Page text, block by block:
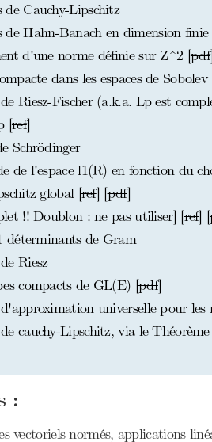
de Cauchy-Lipschitz
de Hahn-Banach en dimension finie
d'une norme définie sur Z^2 [pdf]
dans les espaces de Sobolev
Riesz-Fischer (a.k.a. Lp est
[ref]
Schrödinger
de l'espace l1(R) en fonction du
global [ref] [pdf]
!! Doublon : ne pas utiliser] [ref] [
déterminants de Gram
Riesz
compacts de GL(E) [pdf]
universelle pour les
cauchy-Lipschitz, via le
:
vectoriels normés, applications